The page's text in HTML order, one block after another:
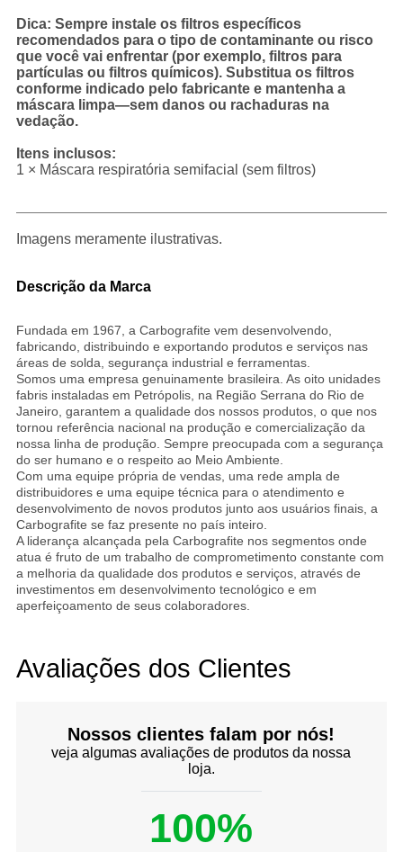
Dica: Sempre instale os filtros específicos
recomendados para o tipo de contaminante ou risco
que você vai enfrentar (por exemplo, filtros para
partículas ou filtros químicos). Substitua os filtros
conforme indicado pelo fabricante e mantenha a
máscara limpa—sem danos ou rachaduras na
vedação.
Itens inclusos:
1 × Máscara respiratória semifacial (sem filtros)
Imagens meramente ilustrativas.
Descrição da Marca
Fundada em 1967, a Carbografite vem desenvolvendo,
fabricando, distribuindo e exportando produtos e serviços nas
reas de solda, segurança industrial e ferramentas.
Somos uma empresa genuinamente brasileira. As oito unidades
fabris instaladas em Petrópolis, na Região Serrana do Rio de
Janeiro, garantem a qualidade dos nossos produtos, o que nos
tornou referência nacional na produção e comercialização da
nossa linha de produção. Sempre preocupada com a segurança
do ser humano e o respeito ao Meio Ambiente.
Com uma equipe própria de vendas, uma rede ampla de
distribuidores e uma equipe técnica para o atendimento e
desenvolvimento de novos produtos junto aos usuários finais, a
Carbografite se faz presente no país inteiro.
A liderança alcançada pela Carbografite nos segmentos onde
atua é fruto de um trabalho de comprometimento constante com
a melhoria da qualidade dos produtos e serviços, através de
investimentos em desenvolvimento tecnológico e em
aperfeiçoamento de seus colaboradores.
Avaliações dos Clientes
Nossos clientes falam por nós!
veja algumas avaliações de produtos da nossa
loja.
100%